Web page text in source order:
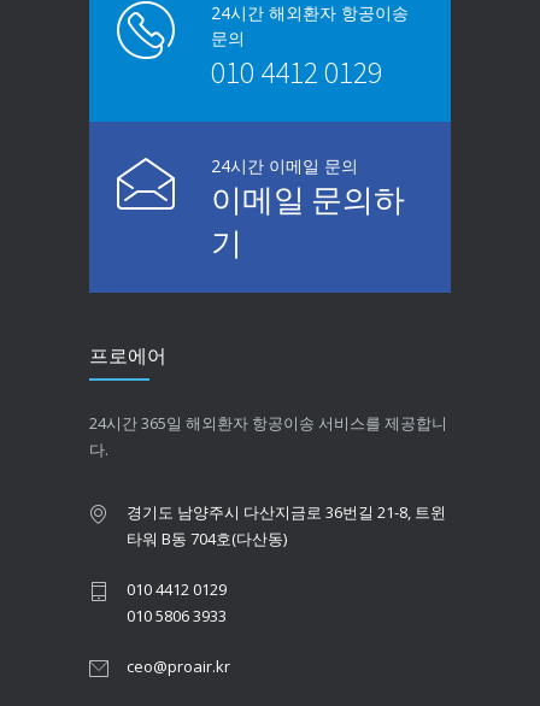
24시간 해외환자 항공이송
문의
010 4412 0129
24시간 이메일 문의
이메일 문의하
기
프로에어
24시간 365일 해외환자 항공이송 서비스를 제공합니
다.
경기도 남양주시 다산지금로 36번길 21-8, 트윈
타워 B동 704호(다산동)
010 4412 0129
010 5806 3933
ceo@proair.kr